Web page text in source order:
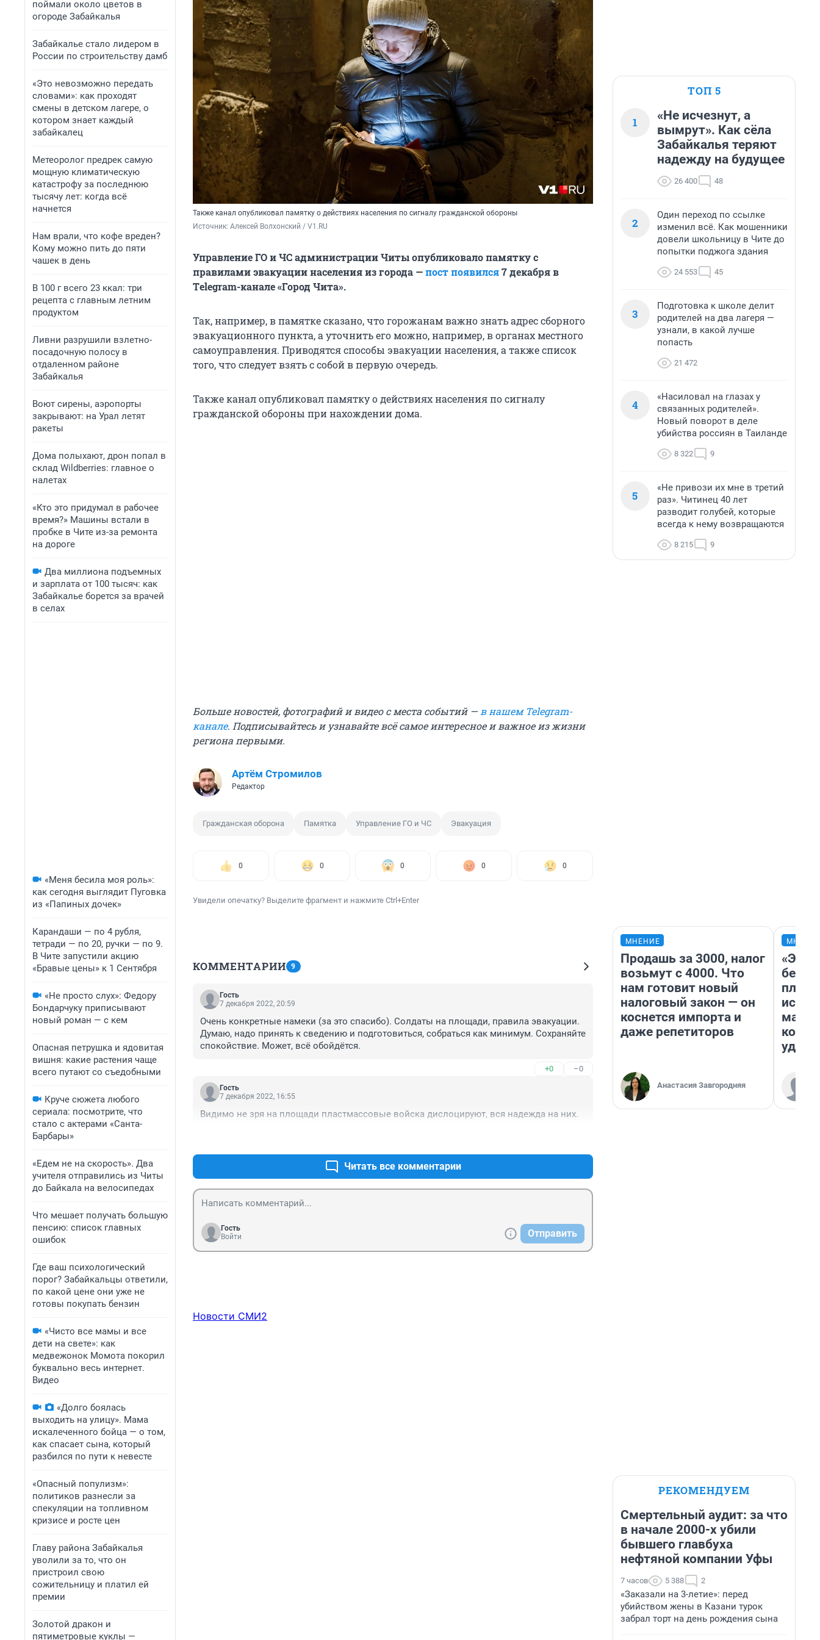
поймали около цветов в
огороде Забайкалья
Забайкалье стало лидером в
России по строительству дамб
«Это невозможно передать
словами»: как проходят
смены в детском лагере, о
котором знает каждый
забайкалец
Метеоролог предрек самую
мощную климатическую
катастрофу за последнюю
тысячу лет: когда всё
начнется
Нам врали, что кофе вреден?
Кому можно пить до пяти
чашек в день
В 100 г всего 23 ккал: три
рецепта с главным летним
продуктом
Ливни разрушили взлетно-
посадочную полосу в
отдаленном районе
Забайкалья
Воют сирены, аэропорты
закрывают: на Урал летят
ракеты
Дома полыхают, дрон попал в
склад Wildberries: главное о
налетах
«Кто это придумал в рабочее
время?» Машины встали в
пробке в Чите из-за ремонта
на дороге
Два миллиона подъемных
и зарплата от 100 тысяч: как
Забайкалье борется за врачей
в селах
«Меня бесила моя роль»:
как сегодня выглядит Пуговка
из «Папиных дочек»
Карандаши — по 4 рубля,
тетради — по 20, ручки — по 9.
В Чите запустили акцию
«Бравые цены» к 1 Сентября
«Не просто слух»: Федору
Бондарчуку приписывают
новый роман — с кем
Опасная петрушка и ядовитая
вишня: какие растения чаще
всего путают со съедобными
Круче сюжета любого
сериала: посмотрите, что
стало с актерами «Санта-
Барбары»
«Едем не на скорость». Два
учителя отправились из Читы
до Байкала на велосипедах
Что мешает получать большую
пенсию: список главных
ошибок
Где ваш психологический
порог? Забайкальцы ответили,
по какой цене они уже не
готовы покупать бензин
«Чисто все мамы и все
дети на свете»: как
медвежонок Момота покорил
буквально весь интернет.
Видео
«Долго боялась
выходить на улицу». Мама
искалеченного бойца — о том,
как спасает сына, который
разбился по пути к невесте
«Опасный популизм»:
политиков разнесли за
спекуляции на топливном
кризисе и росте цен
Главу района Забайкалья
уволили за то, что он
пристроил свою
сожительницу и платил ей
премии
Золотой дракон и
пятиметровые куклы —
Также канал опубликовал памятку о действиях населения по сигналу гражданской обороны
Источник: Алексей Волхонский / V1.RU
Управление ГО и ЧС администрации Читы опубликовало памятку с
правилами эвакуации населения из города —пост появился7 декабря в
Тelegram-канале «Город Чита».
Так, например, в памятке сказано, что горожанам важно знать адрес сборного
эвакуационного пункта, а уточнить его можно, например, в органах местного
самоуправления. Приводятся способы эвакуации населения, а также список
того, что следует взять с собой в первую очередь.
Также канал опубликовал памятку о действиях населения по сигналу
гражданской обороны при нахождении дома.
Больше новостей, фотографий и видео с места событий — в нашем Telegram-
канале. Подписывайтесь и узнавайте всё самое интересное и важное из жизни
региона первыми.
Артём Стромилов
Редактор
Гражданская оборона Памятка Управление ГО и ЧС Эвакуация
0 0 0 0 0
Увидели опечатку? Выделите фрагмент и нажмите Ctrl+Enter
КОММЕНТАРИИ 9
Гость
7 декабря 2022, 20:59
Очень конкретные намеки (за это спасибо). Солдаты на площади, правила эвакуации.
Думаю, надо принять к сведению и подготовиться, собраться как минимум. Сохраняйте
спокойствие. Может, всё обойдётся.
+0 –0
Гость
7 декабря 2022, 16:55
Видимо не зря на площади пластмассовые войска дислоцируют, вся надежда на них.
Читать все комментарии
Гость
Войти
Отправить
Новости СМИ2
ТОП 5
1
«Не исчезнут, а
вымрут». Как сёла
Забайкалья теряют
надежду на будущее
26 400 48
2
Один переход по ссылке
изменил всё. Как мошенники
довели школьницу в Чите до
попытки поджога здания
24 553 45
3
Подготовка к школе делит
родителей на два лагеря —
узнали, в какой лучше
попасть
21 472
4
«Насиловал на глазах у
связанных родителей».
Новый поворот в деле
убийства россиян в Таиланде
8 322 9
5
«Не привози их мне в третий
раз». Читинец 40 лет
разводит голубей, которые
всегда к нему возвращаются
8 215 9
МНЕНИЕ
Продашь за 3000, налог
возьмут с 4000. Что
нам готовит новый
налоговый закон — он
коснется импорта и
даже репетиторов
Анастасия Завгородняя
«Это
РЕКОМЕНДУЕМ
Смертельный аудит: за что
в начале 2000-х убили
бывшего главбуха
нефтяной компании Уфы
7 часов 5 388 2
«Заказали на 3-летие»: перед
убийством жены в Казани турок
забрал торт на день рождения сына